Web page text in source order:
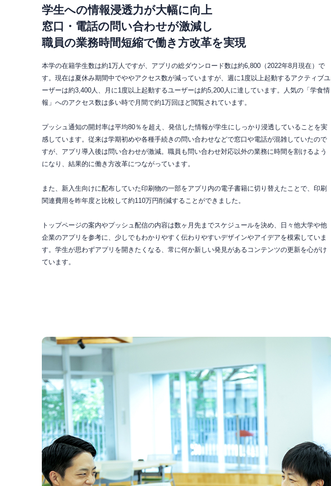
学生への情報浸透力が大幅に向上
窓口・電話の問い合わせが激減し
職員の業務時間短縮で働き方改革を実現
本学の在籍学生数は約1万人ですが、アプリの総ダウンロード数は約6,800（2022年8月現在）で
す。現在は夏休み期間中でややアクセス数が減っていますが、週に1度以上起動するアクティブユ
ーザーは約3,400人、月に1度以上起動するユーザーは約5,200人に達しています。人気の「学食情
報」へのアクセス数は多い時で月間で約1万回ほど閲覧されています。
プッシュ通知の開封率は平均80％を超え、発信した情報が学生にしっかり浸透していることを実
感しています。従来は学期初めや各種手続きの問い合わせなどで窓口や電話が混雑していたので
すが、アプリ導入後は問い合わせが激減。職員も問い合わせ対応以外の業務に時間を割けるよう
になり、結果的に働き方改革につながっています。
また、新入生向けに配布していた印刷物の一部をアプリ内の電子書籍に切り替えたことで、印刷
関連費用を昨年度と比較して約110万円削減することができました。
トップページの案内やプッシュ配信の内容は数ヶ月先までスケジュールを決め、日々他大学や他
企業のアプリを参考に、少しでもわかりやすく伝わりやすいデザインやアイデアを模索していま
す。学生が思わずアプリを開きたくなる、常に何か新しい発見があるコンテンツの更新を心がけ
ています。